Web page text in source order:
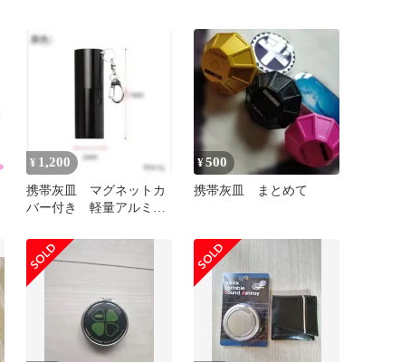
¥ 1,200
携帯灰皿 マグネットカ
バー付き 軽量アルミ
抜群 黒色
¥500
携帯灰皿 まとめて